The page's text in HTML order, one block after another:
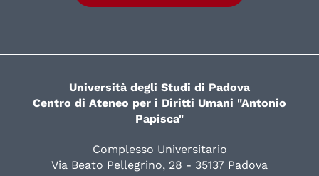
Università degli Studi di Padova
Centro di Ateneo per i Diritti Umani "Antonio
Papisca"
Complesso Universitario
Via Beato Pellegrino, 28 - 35137 Padova